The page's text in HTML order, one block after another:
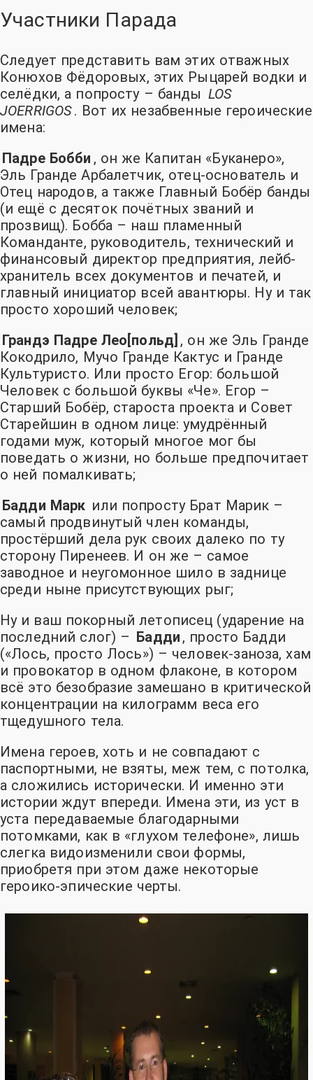
Участники Парада
Следует представить вам этих отважных
Конюхов Фёдоровых, этих Рыцарей водки и
селёдки, а попросту – банды LOS
JOERRIGOS. Вот их незабвенные героические
имена:
Падре Бобби , он же Капитан «Буканеро»,
Эль Гранде Арбалетчик, отец-основатель и
Отец народов, а также Главный Бобёр банды
(и ещё с десяток почётных званий и
прозвищ). Бобба – наш пламенный
Команданте, руководитель, технический и
финансовый директор предприятия, лейб-
хранитель всех документов и печатей, и
главный инициатор всей авантюры. Ну и так
просто хороший человек;
Грандэ Падре Лео[польд] , он же Эль Гранде
Кокодрило, Мучо Гранде Кактус и Гранде
Культуристо. Или просто Егор: большой
Человек с большой буквы «Че». Егор –
Старший Бобёр, староста проекта и Совет
Старейшин в одном лице: умудрённый
годами муж, который многое мог бы
поведать о жизни, но больше предпочитает
о ней помалкивать;
Бадди Марк или попросту Брат Марик –
самый продвинутый член команды,
простёрший дела рук своих далеко по ту
сторону Пиренеев. И он же – самое
заводное и неугомонное шило в заднице
среди ныне присутствующих рыг;
Ну и ваш покорный летописец (ударение на
последний слог) – Бадди , просто Бадди
(«Лось, просто Лось») – человек-заноза, хам
и провокатор в одном флаконе, в котором
всё это безобразие замешано в критической
концентрации на килограмм веса его
тщедушного тела.
Имена героев, хоть и не совпадают с
паспортными, не взяты, меж тем, с потолка,
а сложились исторически. И именно эти
истории ждут впереди. Имена эти, из уст в
уста передаваемые благодарными
потомками, как в «глухом телефоне», лишь
слегка видоизменили свои формы,
приобретя при этом даже некоторые
героико-эпические черты.